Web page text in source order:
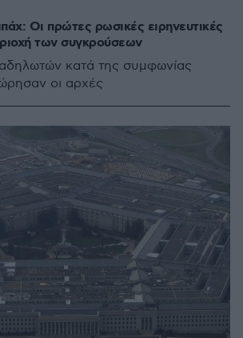
Οι πρώτες ρωσικές ειρηνευτικές
των συγκρούσεων
κατά της συμφωνίας
οι αρχές